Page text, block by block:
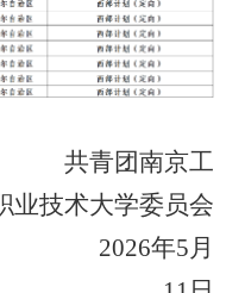
京工
业技术大学委员会
5月